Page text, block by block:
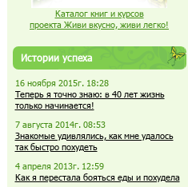
Каталог книг и курсов
проекта Живи вкусно, живи легко!
Истории успеха
16 ноября 2015г. 18:28
Теперь я точно знаю: в 40 лет жизнь
только начинается!
7 августа 2014г. 08:53
Знакомые удивлялись, как мне удалось
так быстро похудеть
4 апреля 2013г. 12:59
Как я перестала бояться еды и похудела